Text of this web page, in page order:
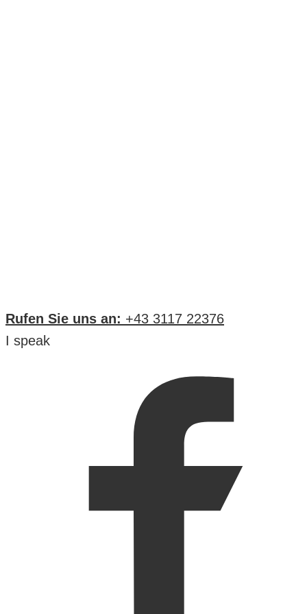
Rufen Sie uns an: +43 3117 22376
I speak